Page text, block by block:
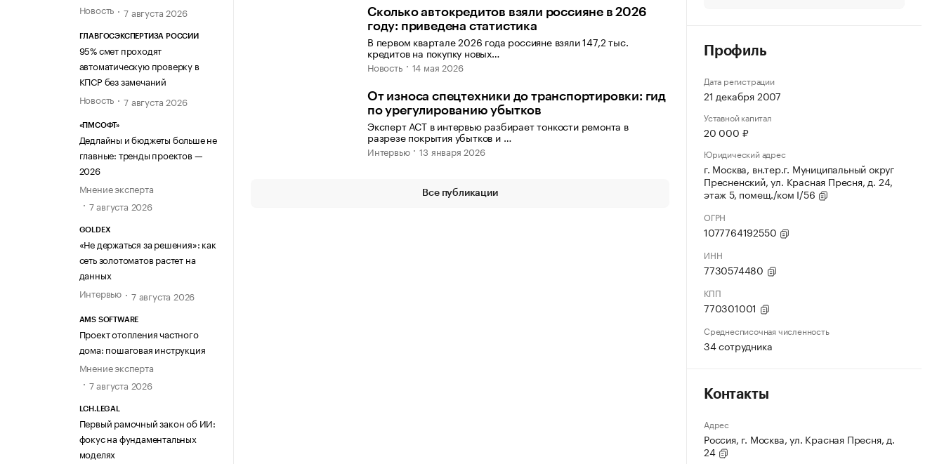
Новость
7 августа 2026
ГЛАВГОСЭКСПЕРТИЗА РОССИИ
95% смет проходят
автоматическую проверку в
КПСР без замечаний
Новость
7 августа 2026
«ПМСОФТ»
Дедлайны и бюджеты больше не
главные: тренды проектов —
2026
Мнение эксперта
7 августа 2026
GOLDEX
«Не держаться за решения»: как
сеть золотоматов растет на
данных
Интервью
7 августа 2026
AMS SOFTWARE
Проект отопления частного
дома: пошаговая инструкция
Мнение эксперта
7 августа 2026
LCH.LEGAL
Первый рамочный закон об ИИ:
фокус на фундаментальных
моделях
Сколько автокредитов взяли россияне в 2026
году: приведена статистика
В первом квартале 2026 года россияне взяли 147,2 тыс.
кредитов на покупку новых…
Новость 14 мая 2026
От износа спецтехники до транспортировки: гид
по урегулированию убытков
Эксперт АСТ в интервью разбирает тонкости ремонта в
разрезе покрытия убытков и …
Интервью 13 января 2026
Все публикации
Профиль
Дата регистрации
21 декабря 2007
Уставной капитал
20 000 ₽
Юридический адрес
г. Москва, вн.тер.г. Муниципальный округ
Пресненский, ул. Красная Пресня, д. 24,
этаж 5, помещ./ком I/56
ОГРН
1077764192550
ИНН
7730574480
КПП
770301001
Среднесписочная численность
34 сотрудника
Контакты
Адрес
Россия, г. Москва, ул. Красная Пресня, д.
24